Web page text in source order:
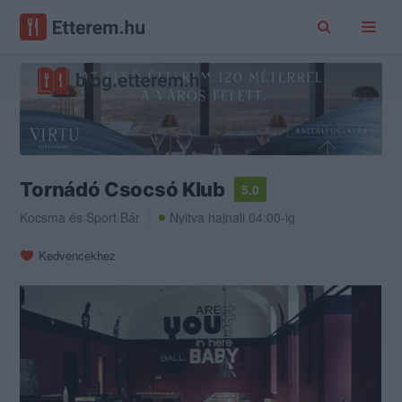
Tornádó Csocsó Klub
5.0
Kocsma és Sport Bár Nyitva hajnali 04:00-ig
Kedvencekhez